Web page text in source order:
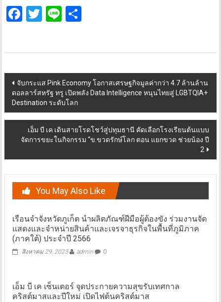
Facebook
Twitter
LineShare
Post
navigation
จับกระแส Pink Economy โอกาสเศรษฐกิจมูลค่ากว่า 4.7 ล้านล้าน
ดอลลาร์สหรัฐ ทรู เปิดพลัง Data Intelligence หนุนไทยสู่ LGBTQIA+
Destination ระดับโลก
เอ็ม บี เค เดินสายโรดโชว์สู่ปทุมธานี คัดเลือกโรงเรียนต้นแบบ
จัดการขยะในกิจกรรม “ข.ขวดรักษ์โลก ตอน แยกขวด ช่วยน้อง ปี
2
You May Also Like
เรือนจำจังหวัดภูเก็ต นำผลิตภัณฑ์ฝีมือผู้ต้องขัง ร่วมงานจัด
แสดงและจำหน่ายสินค้าและเจรจาธุรกิจในพื้นที่ภูมิภาค
(ภาคใต้) ประจำปี 2566
สิงหาคม 29, 2023 admin 0
เอ็ม บี เค เซ็นเตอร์ จุดประกายความสุขรับเทศกาล
คริสต์มาสและปีใหม่ เปิดไฟต้นคริสต์มาส